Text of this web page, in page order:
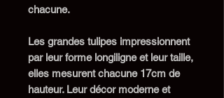
chacune.
Les grandes tulipes impressionnent
par leur forme longiligne et leur taille,
elles mesurent chacune 17cm de
hauteur. Leur décor moderne et